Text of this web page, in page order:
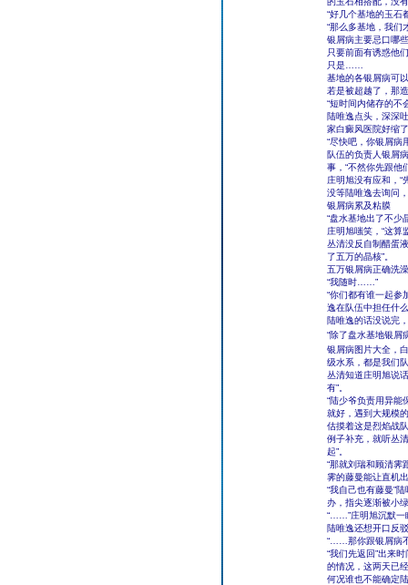
“好几个基地的玉石
“那么多基地，我们
银屑病主要忌口哪
只要前面有诱惑他
只是……
基地的各银屑病可
若是被超越了，那
“短时间内储存的不
陆唯逸点头，深深
家白癜风医院好缩
“尽快吧，你银屑病
队伍的负责人银屑
事，“不然你先跟他
庄明旭没有应和，“
没等陆唯逸去询问
银屑病累及粘膜
“盘水基地出了不
庄明旭嗤笑，“这算
丛清没反自制醋蛋
了五万的晶核”。
五万银屑病正确洗
“我随时……”
“你们都有谁一起参
逸在队伍中担任什
陆唯逸的话没说完
“除了盘水基地银屑
银屑病图片大全，
级水系，都是我们
丛清知道庄明旭说
有”。
“陆少爷负责用异能
就好，遇到大规模
估摸着这是烈焰战
例子补充，就听丛
起”。
“那就刘瑞和顾清霁
霁的藤曼能让直机
“我自己也有藤曼”
办，指尖逐渐被小
“……”庄明旭沉默一
陆唯逸还想开口反
“……那你跟银屑病
“我们先返回”出来
的情况，这两天已
何况谁也不能确定